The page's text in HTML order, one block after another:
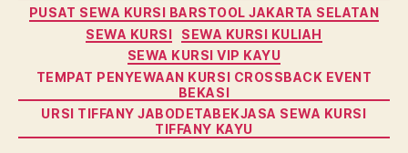
PUSAT SEWA KURSI BARSTOOL JAKARTA SELATAN
SEWA KURSI
SEWA KURSI KULIAH
SEWA KURSI VIP KAYU
TEMPAT PENYEWAAN KURSI CROSSBACK EVENT
BEKASI
URSI TIFFANY JABODETABEKJASA SEWA KURSI
TIFFANY KAYU